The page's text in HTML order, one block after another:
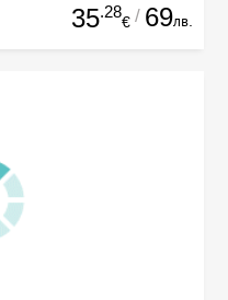
35.28
€ / 69лв.